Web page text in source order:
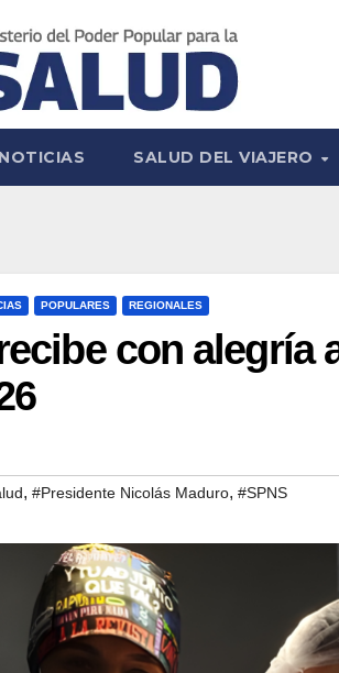
NOTICIAS SALUD DEL VIAJERO
POPULARES REGIONALES
con alegría
, #Presidente Nicolás Maduro, #SPNS